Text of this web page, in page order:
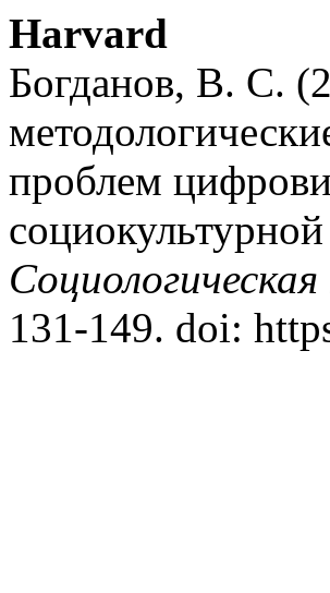
Harvard
Богданов, В. С.
проблем
131-149. doi: